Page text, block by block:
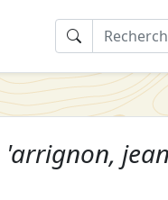
'arrignon,